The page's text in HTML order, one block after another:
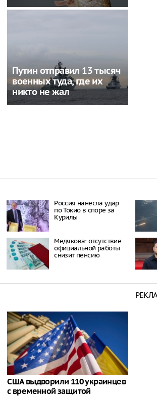
Путин отправил 13 тысяч
военных туда, где их
никто не жал
Россия нанесла удар
по Токио в споре за
Курилы
Медякова: отсутствие
официальной работы
снизит пенсию
США выдворили 110 украинцев
с временной защитой